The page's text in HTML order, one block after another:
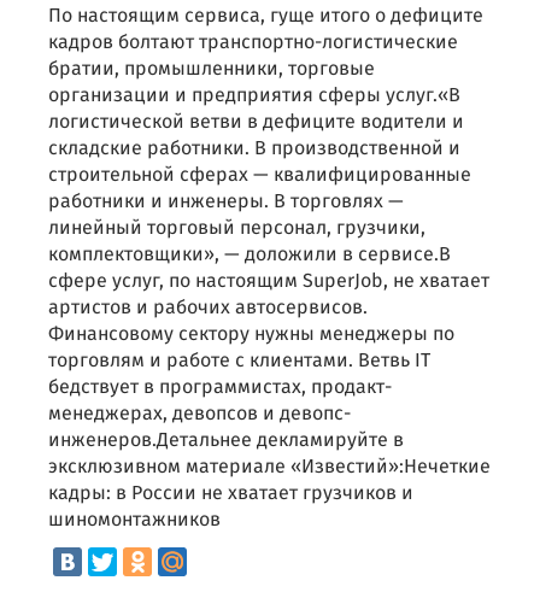
По настоящим сервиса, гуще итого о дефиците
кадров болтают транспортно-логистические
братии, промышленники, торговые
организации и предприятия сферы услуг.«В
логистической ветви в дефиците водители и
складские работники. В производственной и
строительной сферах — квалифицированные
работники и инженеры. В торговлях —
линейный торговый персонал, грузчики,
комплектовщики», — доложили в сервисе.В
сфере услуг, по настоящим SuperJob, не хватает
артистов и рабочих автосервисов.
Финансовому сектору нужны менеджеры по
торговлям и работе с клиентами. Ветвь IT
бедствует в программистах, продакт-
менеджерах, девопсов и девопс-
инженеров.Детальнее декламируйте в
эксклюзивном материале «Известий»:Нечеткие
кадры: в России не хватает грузчиков и
шиномонтажников